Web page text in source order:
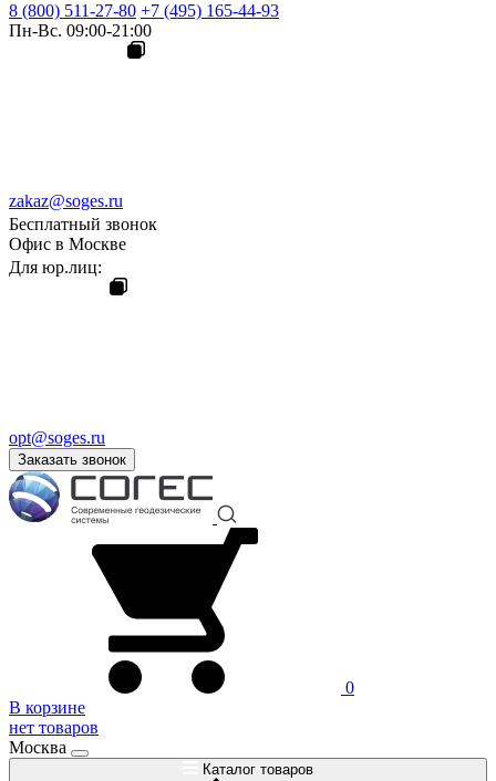
8 (800) 511-27-80 +7 (495) 165-44-93
Пн-Вс. 09:00-21:00
zakaz@soges.ru
Бесплатный звонок
Офис в Москве
Для юр.лиц:
opt@soges.ru
Заказать звонок
0
В корзине
нет товаров
Москва
Каталог товаров